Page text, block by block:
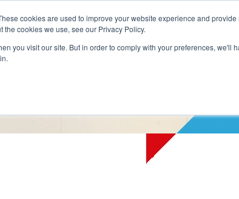
cookies are used to improve your website experience and
cookies we use, see our Privacy Policy.
you visit our site. But in order to comply with your preferences, we'll
SERVICES REFERENTIES OVER ONS